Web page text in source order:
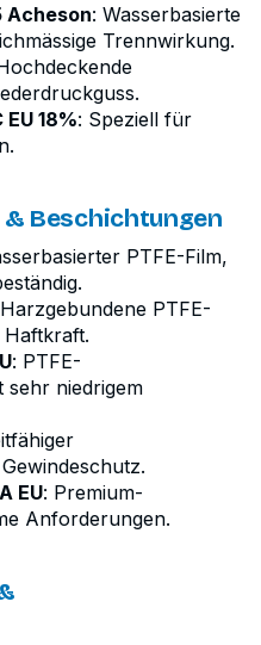
Acheson: Wasserbasierte
Trennwirkung.
18%: Speziell für
Beschichtungen
PTFE-Film,
PTFE-
: PTFE-
sehr niedrigem
EU: Premium-
Anforderungen.